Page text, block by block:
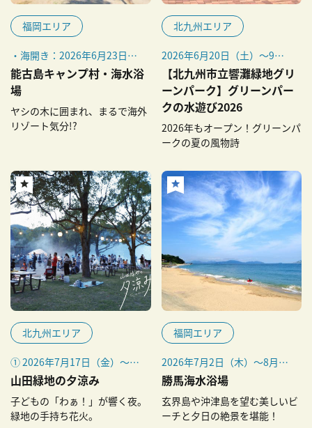
福岡エリア
・海開き：2026年6月23日
（火）
・海の家、飲食営業：2026
年7月4日（土）～
※毎年7月上旬 〜 9月下旬
（天候などにより変動あり）
能古島キャンプ村・海水浴
場
ヤシの木に囲まれ、まるで海外
リゾート気分!?
北九州エリア
2026年6月20日（土）～9月6
日（日）
※ウォーターパーク・パワー
パドラーは7月18日（土）か
ら土・日曜、祝日のみ営業
ただし、8月8日（土）～16
日（日）のお盆期間は毎日営
【北九州市立響灘緑地グリ
ーンパーク】グリーンパー
クの水遊び2026
2026年もオープン！グリーンパ
ークの夏の風物詩
北九州エリア
① 2026年7月17日（金）～
19日（日）
26日（日）
③ 2026年7月31日（金）～8
山田緑地の夕涼み
子どもの「わぁ！」が響く夜。
緑地の手持ち花火。
福岡エリア
2026年7月2日（木）～8月31
日（月）
勝馬海水浴場
玄界島や沖津島を望む美しいビ
ーチと夕日の絶景を堪能！